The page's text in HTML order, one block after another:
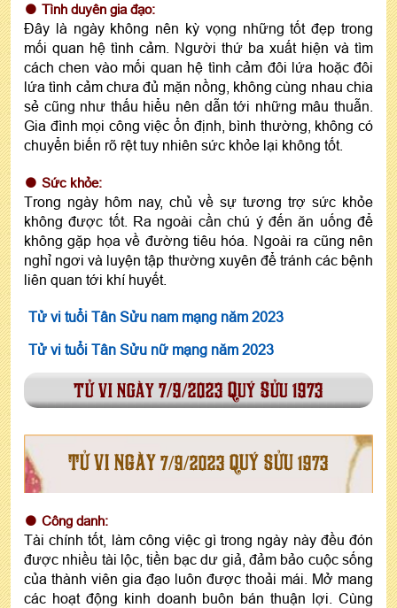
Tình duyên gia đạo:
Đây là ngày không nên kỳ vọng những tốt đẹp trong
mối quan hệ tình cảm. Người thứ ba xuất hiện và tìm
cách chen vào mối quan hệ tình cảm đôi lứa hoặc đôi
lứa tình cảm chưa đủ mặn nồng, không cùng nhau chia
sẻ cũng như thấu hiểu nên dẫn tới những mâu thuẫn.
Gia đình mọi công việc ổn định, bình thường, không có
chuyển biến rõ rệt tuy nhiên sức khỏe lại không tốt.
Sức khỏe:
Trong ngày hôm nay, chủ về sự tương trợ sức khỏe
không được tốt. Ra ngoài cần chú ý đến ăn uống để
không gặp họa về đường tiêu hóa. Ngoài ra cũng nên
nghỉ ngơi và luyện tập thường xuyên để tránh các bệnh
liên quan tới khí huyết.
Tử vi tuổi Tân Sửu nam mạng năm 2023
Tử vi tuổi Tân Sửu nữ mạng năm 2023
tử vi ngày 7/9/2023 Quý Sửu 1973
TỬ VI NGÀY 7/9/2023 QUÝ SỬU 1973
Công danh:
Tài chính tốt, làm công việc gì trong ngày này đều đón
được nhiều tài lộc, tiền bạc dư giả, đảm bảo cuộc sống
của thành viên gia đạo luôn được thoải mái. Mở mang
các hoạt động kinh doanh buôn bán thuận lợi. Cùng